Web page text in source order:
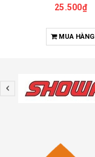
25.500₫
MUA HÀNG